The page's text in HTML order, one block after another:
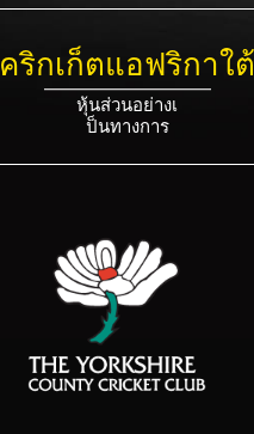
คริกเก็ตแอฟริกาใต้
หุ้นส่วนอย่างเ
ป็นทางการ